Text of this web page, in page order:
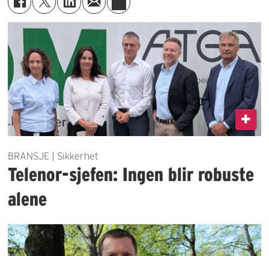
BRANSJE | Sikkerhet
Telenor-sjefen: Ingen blir robuste
alene